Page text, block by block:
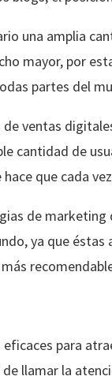
una amplia
mayor, por
partes del
ventas
cantidad de
que cada
de marketing
ya que
para
llamar la